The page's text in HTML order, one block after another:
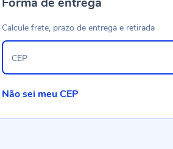
Calcule frete, prazo de entrega e retirada
CEP
Não sei meu CEP